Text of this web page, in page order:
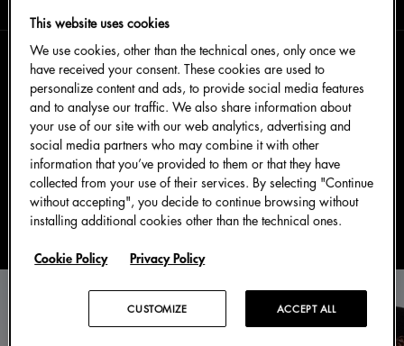
随着节日季的到来，每一个细节都无可挑剔——无论是
迷人的造型和完美的妆容，还是精美包装的礼物。走进
Dolce&Gabbana 2024 Holiday 活动。
This website uses cookies
We use cookies, other than the technical ones, only once we
have received your consent. These cookies are used to
personalize content and ads, to provide social media features
and to analyse our traffic. We also share information about
your use of our site with our web analytics, advertising and
social media partners who may combine it with other
information that you’ve provided to them or that they have
collected from your use of their services. By selecting "Continue
without accepting", you decide to continue browsing without
installing additional cookies other than the technical ones.
Cookie Policy Privacy Policy
ACCEPT ALL
CUSTOMIZE